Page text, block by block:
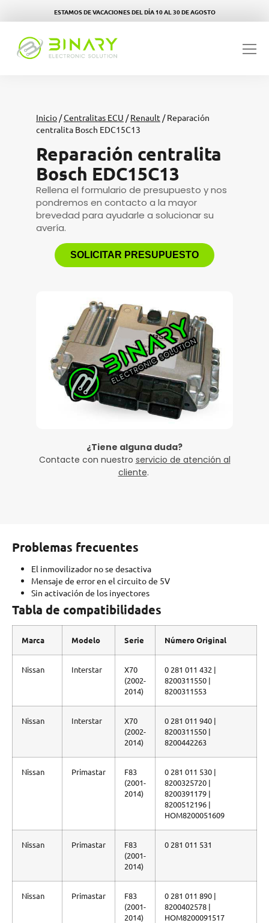
ESTAMOS DE VACACIONES DEL DÍA 10 AL 30 DE AGOSTO
Inicio /Centralitas ECU /Renault / Reparación
centralita Bosch EDC15C13
Reparación centralita
Bosch EDC15C13
Rellena el formulario de presupuesto y nos
pondremos en contacto a la mayor
brevedad para ayudarle a solucionar su
avería.
SOLICITAR PRESUPUESTO
¿Tiene alguna duda?
Contacte con nuestro servicio de atención al
cliente.
Problemas frecuentes
El inmovilizador no se desactiva
Mensaje de error en el circuito de 5V
Sin activación de los inyectores
Tabla de compatibilidades
Marca Modelo Serie Número Original
Nissan Interstar
X70
(2002-
2014)
0 281 011 432 |
8200311550 |
8200311553
Nissan Interstar
X70
(2002-
2014)
0 281 011 940 |
8200311550 |
8200442263
Nissan Primastar
F83
(2001-
2014)
0 281 011 530 |
8200325720 |
8200391179 |
8200512196 |
HOM8200051609
Nissan Primastar
F83
(2001-
2014)
0 281 011 531
Nissan Primastar
F83
(2001-
2014)
0 281 011 890 |
8200402578 |
HOM8200091517